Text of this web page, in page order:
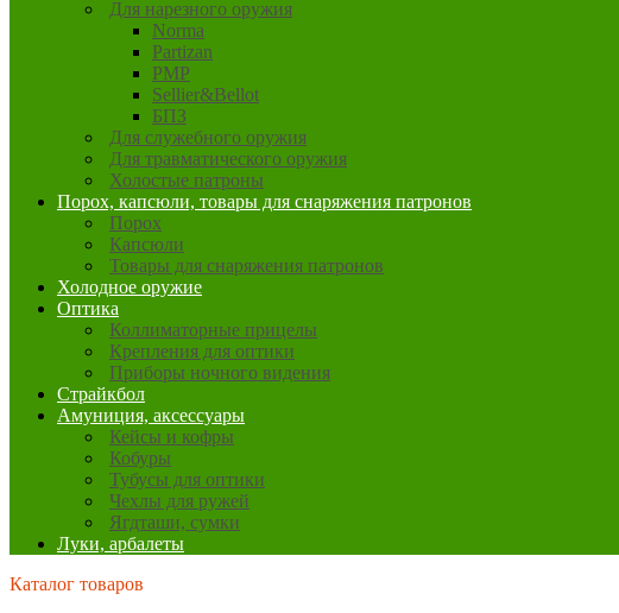
Для нарезного оружия
Norma
Partizan
PMP
Sellier&Bellot
БПЗ
Для служебного оружия
Для травматического оружия
Холостые патроны
Порох, капсюли, товары для снаряжения патронов
Порох
Капсюли
Товары для снаряжения патронов
Холодное оружие
Оптика
Коллиматорные прицелы
Крепления для оптики
Приборы ночного видения
Страйкбол
Амуниция, аксессуары
Кейсы и кофры
Кобуры
Тубусы для оптики
Чехлы для ружей
Ягдташи, сумки
Луки, арбалеты
Каталог товаров